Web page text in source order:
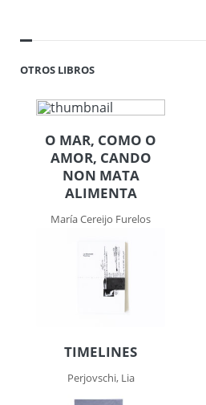
OTROS LIBROS
O MAR, COMO O
AMOR, CANDO
NON MATA
ALIMENTA
María Cereijo Furelos
TIMELINES
Perjovschi, Lia